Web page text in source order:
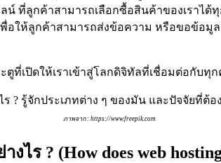
น์ ที่ลูกค้าสามารถเลือกซื้อสินค้าของเราได้ทุ
อให้ลูกค้าสามารถส่งข้อความ หรือขอข้อมูล
ะตูที่เปิดให้เราเข้าสู่โลกดิจิทัลที่เชื่อมต่อกับทุ
ภาพจาก : https://www.freepik.com
ไร ? (How does web